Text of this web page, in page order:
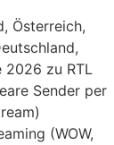
Österreich,
2026 zu RTL
Sender per
(WOW,